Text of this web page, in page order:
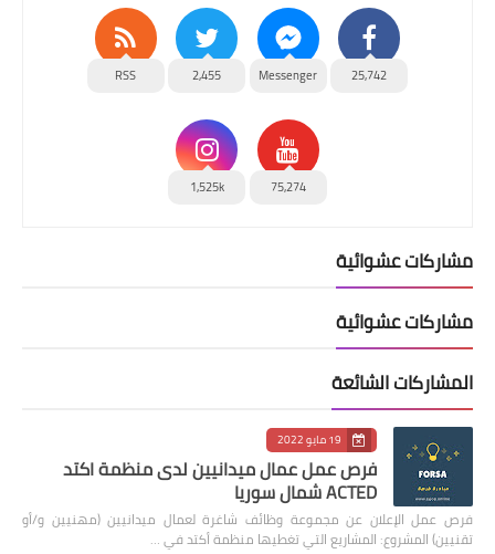
25,742
Messenger
2,455
RSS
75,274
1,525k
مشاركات عشوائية
مشاركات عشوائية
المشاركات الشائعة
19 مايو 2022
فرص عمل عمال ميدانيين لدى منظمة اكتد
ACTED شمال سوريا
فرص عمل الإعلان عن مجموعة وظائف شاغرة لعمال ميدانيين (مهنيين و/أو
تقنيين) المشروع: المشاريع التي تغطيها منظمة أكتد في …